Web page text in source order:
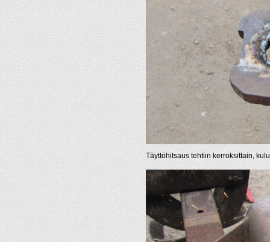
Täyttöhitsaus tehtiin kerroksittain,